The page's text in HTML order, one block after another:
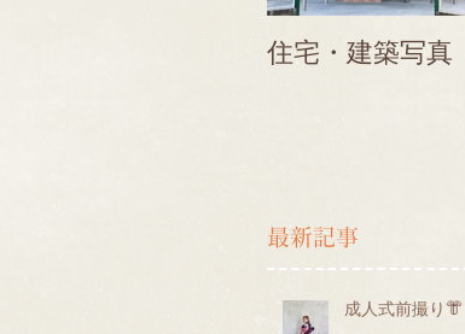
住宅・建築写真
最新記事
成人式前撮り👘